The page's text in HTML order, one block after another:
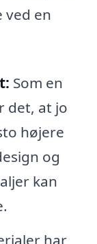
ved en
Som en
det, at jo
højere
og
kan
har